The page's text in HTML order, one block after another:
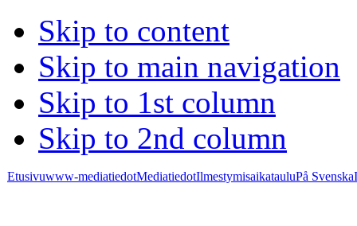
Skip to content
Skip to main navigation
Skip to 1st column
Skip to 2nd column
Etusivuwww-mediatiedotMediatiedotIlmestymisaikatauluPå Svenska